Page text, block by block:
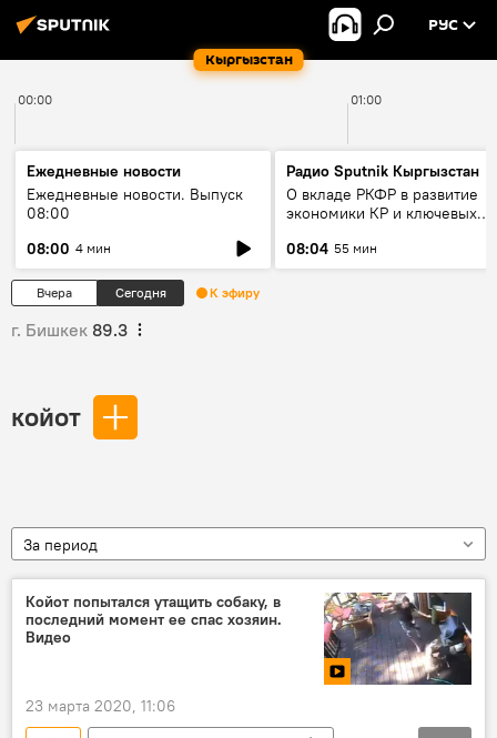
Кыргызстан
РУС
00:00 01:00
Ежедневные новости
Ежедневные новости. Выпуск
08:00
08:00 4 мин
Радио Sputnik Кыргызстан
О вкладе РКФР в развитие
экономики КР и ключевых
08:04 55 мин
Вчера Сегодня К эфиру
г. Бишкек 89.3
койот
За период
Койот попытался утащить собаку, в
последний момент ее спас хозяин.
Видео
23 марта 2020, 11:06